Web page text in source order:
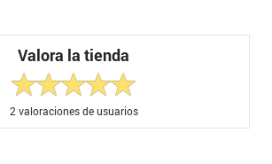
Valora la tienda
2valoraciones de usuarios